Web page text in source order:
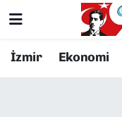
İzmir Ekonomi
Resmi İlanlar
Konak Nöbetçi